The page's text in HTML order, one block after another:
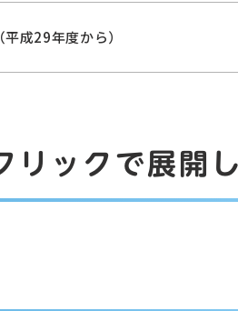
成29年度から）
ックで展開し